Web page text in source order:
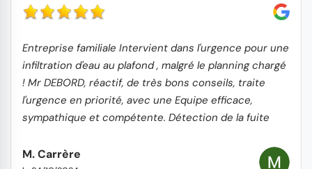
Entreprise familiale Intervient dans l'urgence pour une
infiltration d'eau au plafond , malgré le planning chargé
! Mr DEBORD, réactif, de très bons conseils, traite
l'urgence en priorité, avec une Equipe efficace,
sympathique et compétente. Détection de la fuite
nettoyage toiture, gouttières et remplacement tuiles
M. Carrère